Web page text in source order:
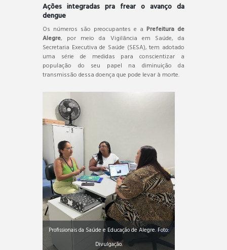
Ações integradas pra frear o avanço da
dengue
Os números são preocupantes e a Prefeitura de
Alegre, por meio da Vigilância em Saúde, da
Secretaria Executiva de Saúde (SESA), tem adotado
uma série de medidas para conscientizar a
população do seu papel na diminuição da
transmissão dessa doença que pode levar à morte.
Profissionais da Saúde e Educação de Alegre. Foto:
Divulgação.